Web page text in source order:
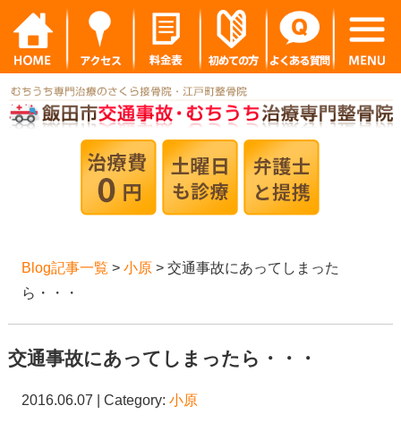
Blog記事一覧 > 小原> 交通事故にあってしまった
ら・・・
交通事故にあってしまったら・・・
2016.06.07 | Category: 小原